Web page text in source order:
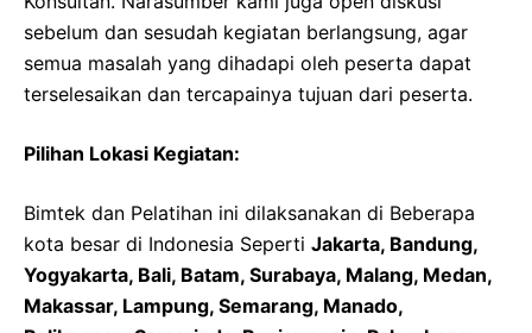
sebelum dan sesudah kegiatan berlangsung, agar
semua masalah yang dihadapi oleh peserta dapat
terselesaikan dan tercapainya tujuan dari peserta.
Pilihan Lokasi Kegiatan:
Bimtek dan Pelatihan ini dilaksanakan di Beberapa
kota besar di Indonesia Seperti Jakarta, Bandung,
Yogyakarta, Bali, Batam, Surabaya, Malang, Medan,
Makassar, Lampung, Semarang, Manado,